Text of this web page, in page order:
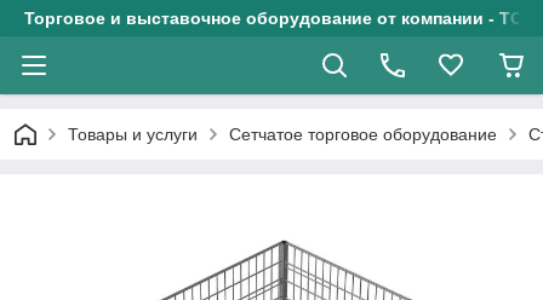
Торговое и выставочное оборудование от компании - ТОО
Товары и услуги Сетчатое торговое оборудование